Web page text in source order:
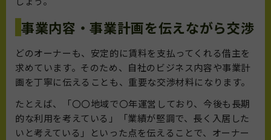
事業内容・事業計画を伝えながら交渉
どのオーナーも、安定的に賃料を支払ってくれる借主を
求めています。そのため、自社のビジネス内容や事業計
画を丁寧に伝えることも、重要な交渉材料になります。
たとえば、「〇〇地域で〇年運営しており、今後も長期
的な利用を考えている」「業績が堅調で、長く入居した
いと考えている」といった点を伝えることで、オーナー